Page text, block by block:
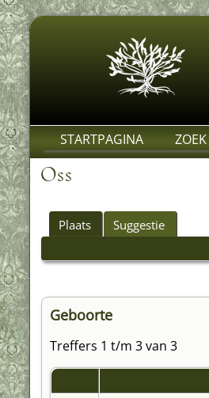
STARTPAGINA ZOEK
Oss
Plaats Suggestie
Geboorte
Treffers 1 t/m 3 van 3